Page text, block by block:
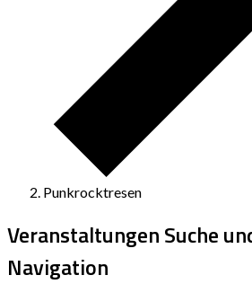
Punkrocktresen
Veranstaltungen Suche
Navigation